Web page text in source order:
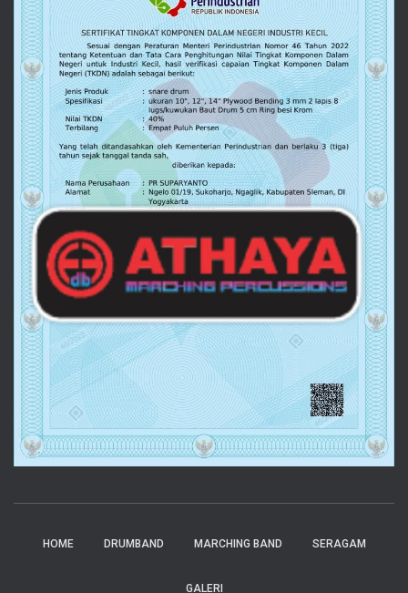
HOME DRUMBAND MARCHING BAND SERAGAM
GALERI